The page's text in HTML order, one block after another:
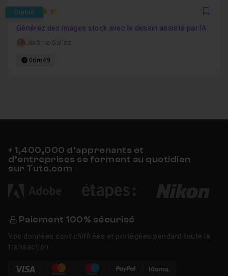
Gratuit
4.9230769230769
Générez des images stock avec le dessin assisté par IA
Jérôme Gallez
06m49
+ 1,400,000 d’apprenants et
d’entreprises se forment au quotidien
sur Tuto.com
Paiement 100% sécurisé
Vos données sont chiffrées et protégées pendant toute la
transaction.